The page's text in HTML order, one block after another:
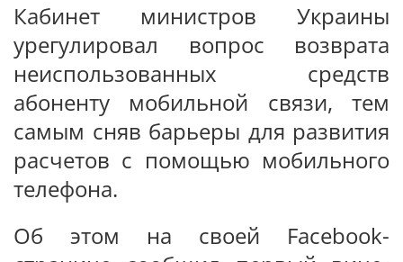
Кабинет министров Украины
урегулировал вопрос возврата
неиспользованных средств
абоненту мобильной связи, тем
самым сняв барьеры для развития
расчетов с помощью мобильного
телефона.
Об этом на своей Facebook-